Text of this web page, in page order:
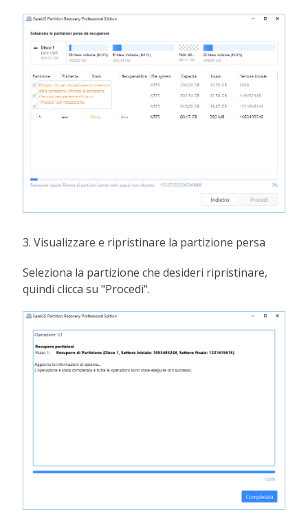
3. Visualizzare e ripristinare la partizione persa
Seleziona la partizione che desideri ripristinare,
quindi clicca su "Procedi".